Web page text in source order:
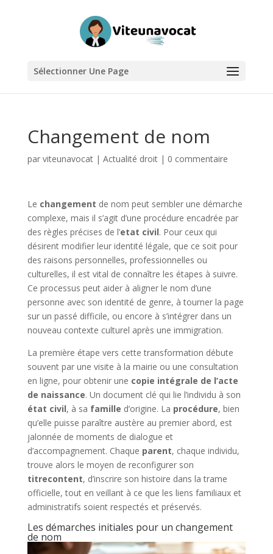
Sélectionner Une Page
Changement de nom
par viteunavocat| Actualité droit| 0 commentaire
Le changement de nom peut sembler une démarche
complexe, mais il s’agit d’une procédure encadrée par
des règles précises de l’etat civil. Pour ceux qui
désirent modifier leur identité légale, que ce soit pour
des raisons personnelles, professionnelles ou
culturelles, il est vital de connaître les étapes à suivre.
Ce processus peut aider à aligner le nom d’une
personne avec son identité de genre, à tourner la page
sur un passé difficile, ou encore à s’intégrer dans un
nouveau contexte culturel après une immigration.
La première étape vers cette transformation débute
souvent par une visite à la mairie ou une consultation
en ligne, pour obtenir une copie intégrale de l’acte
de naissance. Un document clé qui lie l’individu à son
état civil, à sa famille d’origine. La procédure, bien
qu’elle puisse paraître austère au premier abord, est
jalonnée de moments de dialogue et
d’accompagnement. Chaque parent, chaque individu,
trouve alors le moyen de reconfigurer son
titrecontent, d’inscrire son histoire dans la trame
officielle, tout en veillant à ce que les liens familiaux et
administratifs soient respectés et préservés.
Les démarches initiales pour un changement
de nom